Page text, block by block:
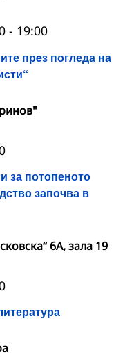
прeз погледа на
- 19:00
за потопеното
започва в
6А, зала 19